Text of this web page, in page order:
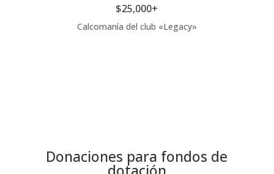
$25,000+
Calcomanía del club «Legacy»
Donaciones para fondos de